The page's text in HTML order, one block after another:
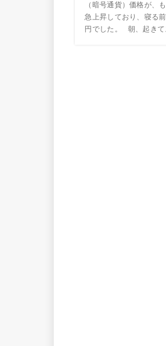
（暗号通貨）価格が、
急上昇しており、寝る
円でした。 朝、起きて